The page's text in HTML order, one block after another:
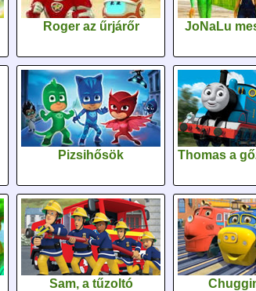
Roger az űrjárőr JoNaLu
Pizsihősök Thomas a
Sam, a tűzoltó